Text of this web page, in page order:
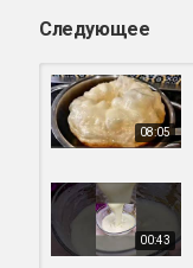
Следующее
08:05
00:43